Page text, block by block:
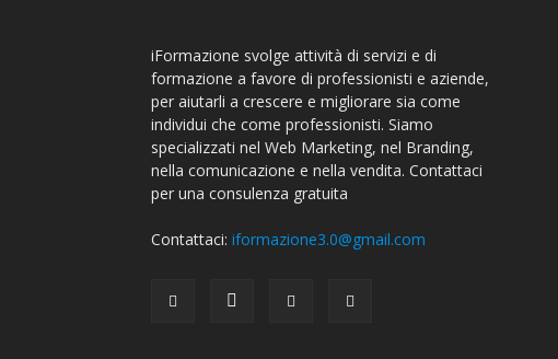
iFormazione svolge attività di servizi e di
formazione a favore di professionisti e aziende,
per aiutarli a crescere e migliorare sia come
individui che come professionisti. Siamo
specializzati nel Web Marketing, nel Branding,
nella comunicazione e nella vendita. Contattaci
per una consulenza gratuita
Contattaci: iformazione3.0@gmail.com